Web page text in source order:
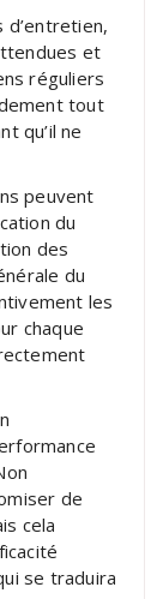
et
réguliers
tout
qu’il ne
peuvent
du
des
du
les
chaque
de
cela
se traduira